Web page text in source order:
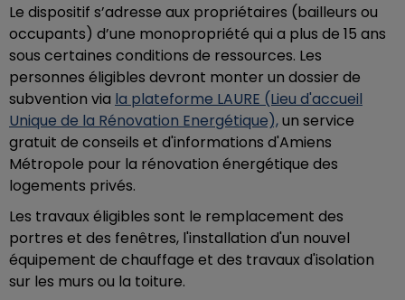
Le dispositif s’adresse aux propriétaires (bailleurs ou
occupants) d’une monopropriété qui a plus de 15 ans
sous certaines conditions de ressources. Les
personnes éligibles devront monter un dossier de
subvention via la plateforme LAURE (Lieu d'accueil
Unique de la Rénovation Energétique),un service
gratuit de conseils et d'informations d'Amiens
Métropole pour la rénovation énergétique des
logements privés.
Les travaux éligibles sont le remplacement des
portres et des fenêtres, l'installation d'un nouvel
équipement de chauffage et des travaux d'isolation
sur les murs ou la toiture.